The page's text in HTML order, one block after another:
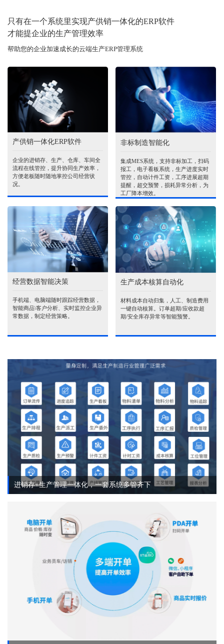
只有在一个系统里实现产供销一体化的ERP软件
才能提企业的生产管理效率
帮助您的企业加速成长的云端生产ERP管理系统
产供销一体化ERP软件
企业的进销存、生产、仓库、车间全
流程在线管控，提升协同生产效率，
方便老板随时随地掌控公司经营状
况。
非标制造智能化
集成MES系统，支持非标加工，扫码
报工，电子看板系统，生产进度实时
管控，自动计件工资，工序进展超期
提醒，超交预警，损耗异常分析，为
工厂降本增效。
经营数据智能决策
手机端、电脑端随时跟踪经营数据，
智能商品\客户分析、实时监控企业异
常数据，制定经营策略。
生产成本核算自动化
材料成本自动归集，人工、制造费用
一键自动核算。订单超期/应收款超
期/安全库存异常等智能预警。
进销存+生产管理一体化，一套系统多管齐下